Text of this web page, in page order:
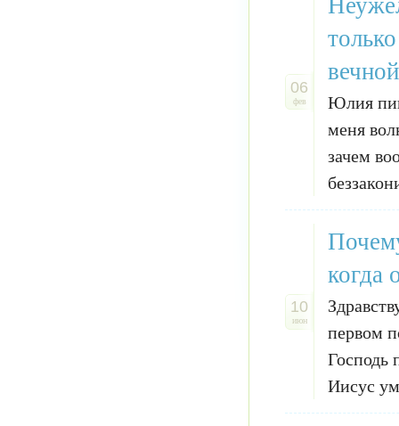
06
фев
Юлия
меня
зачем
10
июн
когда
первом
Господь
Иисус